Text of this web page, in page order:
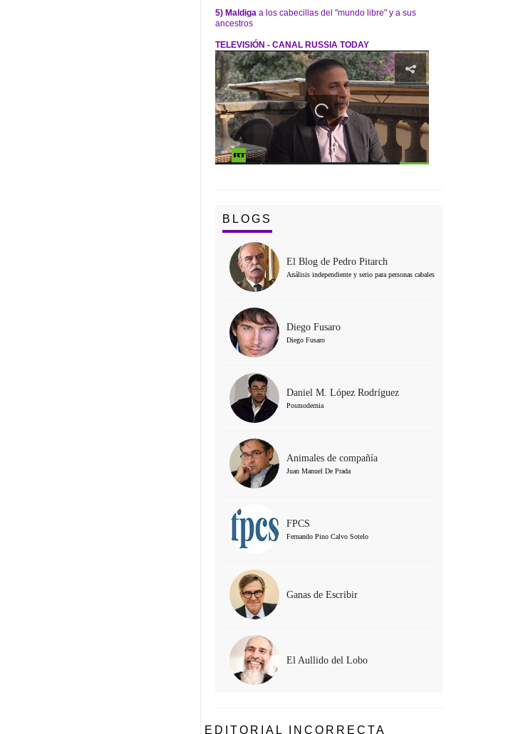
5) Maldiga a los cabecillas del "mundo libre" y a sus
ancestros
TELEVISIÓN - CANAL RUSSIA TODAY
BLOGS
El Blog de Pedro Pitarch
Análisis independiente y serio para personas cabales
Diego Fusaro
Diego Fusaro
Daniel M. López Rodríguez
Posmodernia
Animales de compañía
Juan Manuel De Prada
FPCS
Fernando Pino Calvo Sotelo
Ganas de Escribir
El Aullido del Lobo
EDITORIAL INCORRECTA